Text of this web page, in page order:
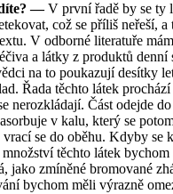
—V první řadě by se ty
což se příliš neřeší, a
V odborné literatuře
a látky z produktů denní
na to poukazují desítky
Řada těchto látek
nerozkládají. Část odejde
v kalu, který se
se do oběhu. Kdyby se
těchto látek bychom
jako zmíněné bromované
bychom měli výrazně